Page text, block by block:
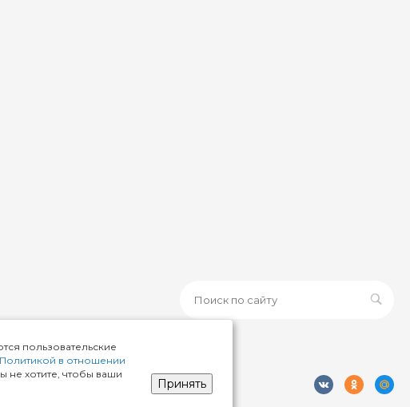
пользовательские
Политикой в отношении
не хотите, чтобы ваши
Принять